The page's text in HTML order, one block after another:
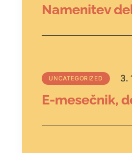
Namenitev
UNCATEGORIZED 3.
E-mesečnik,